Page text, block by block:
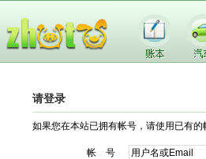
请登录
如果您在本站已拥有帐号，请使用已有
帐 号